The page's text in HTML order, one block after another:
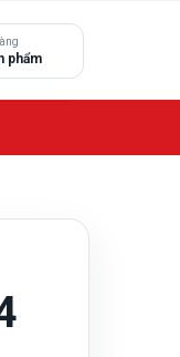
phẩm